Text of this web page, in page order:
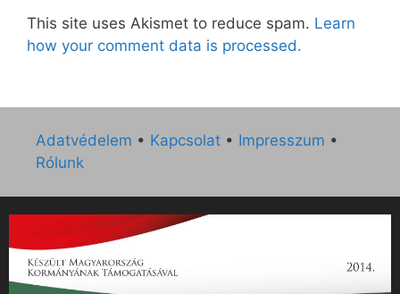
This site uses Akismet to reduce spam. Learn
how your comment data is processed.
Adatvédelem • Kapcsolat • Impresszum •
Rólunk